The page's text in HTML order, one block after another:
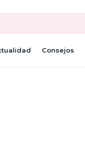
Consejos